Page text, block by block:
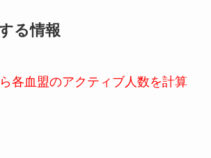
る情報
各血盟のアクティブ人数を計算